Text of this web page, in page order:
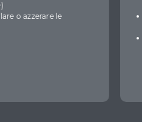
o azzerare le